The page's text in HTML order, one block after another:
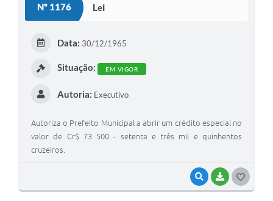
Nº 1176 Lei
VISUALIZAR
BAIXAR
Data: 30/12/1965
Situação: EM VIGOR
Autoria: Executivo
Autoriza o Prefeito Municipal a abrir um crédito especial no
valor de Cr$ 73 500 - setenta e três mil e quinhentos
cruzeiros.